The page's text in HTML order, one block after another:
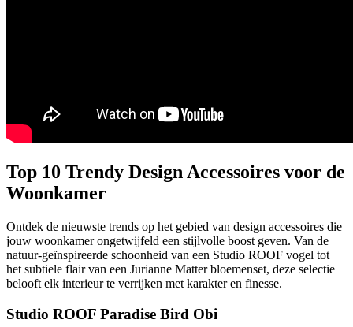
Top 10 Trendy Design Accessoires voor de
Woonkamer
Ontdek de nieuwste trends op het gebied van design accessoires die
jouw woonkamer ongetwijfeld een stijlvolle boost geven. Van de
natuur-geïnspireerde schoonheid van een Studio ROOF vogel tot
het subtiele flair van een Jurianne Matter bloemenset, deze selectie
belooft elk interieur te verrijken met karakter en finesse.
Studio ROOF Paradise Bird Obi